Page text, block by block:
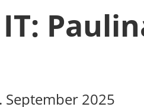
September 2025